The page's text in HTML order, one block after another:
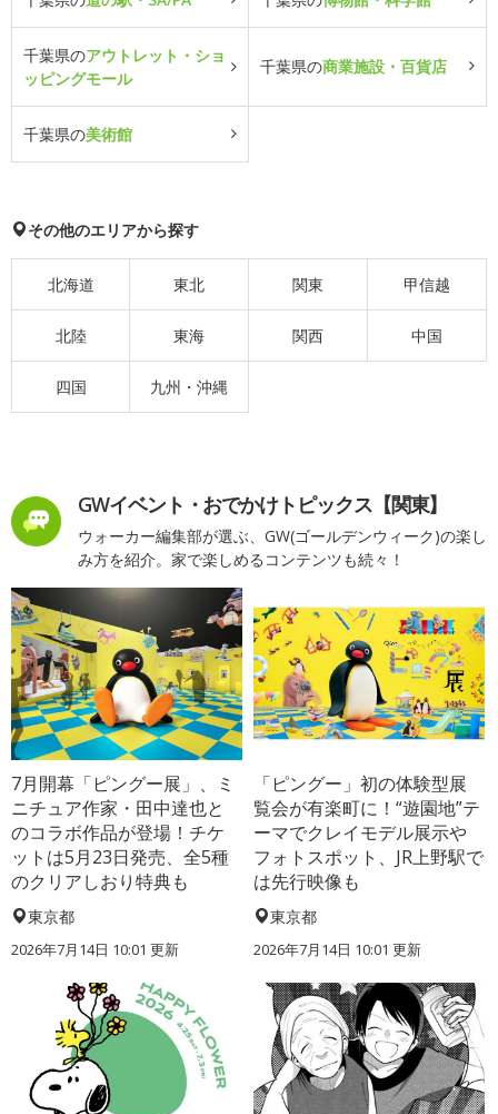
千葉県のアウトレット・ショ
ッピングモール
千葉県の商業施設・百貨店
千葉県の美術館
その他のエリアから探す
北海道 東北 関東 甲信越
北陸 東海 関西 中国
四国 九州・沖縄
GWイベント・おでかけトピックス【関東】
ウォーカー編集部が選ぶ、GW(ゴールデンウィーク)の楽し
み方を紹介。家で楽しめるコンテンツも続々！
7月開幕「ピングー展」、ミ
ニチュア作家・田中達也と
のコラボ作品が登場！チケ
ットは5月23日発売、全5種
のクリアしおり特典も
東京都
2026年7月14日 10:01 更新
「ピングー」初の体験型展
覧会が有楽町に！“遊園地”テ
ーマでクレイモデル展示や
フォトスポット、JR上野駅で
は先行映像も
東京都
2026年7月14日 10:01 更新